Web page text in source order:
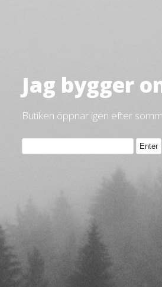
Jag bygger
Butiken öppnar igen efter